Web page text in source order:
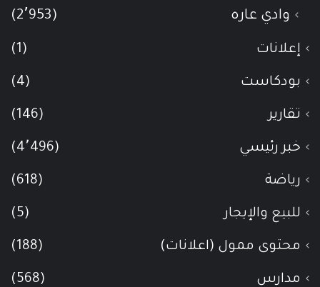
وادي عاره (2٬953)
إعلانات (1)
بودكاست (4)
تقارير (146)
خبر رئيسي (4٬496)
رياضة (618)
للبيع والإيجار (5)
محتوى ممول (اعلانات) (188)
مدارس (568)